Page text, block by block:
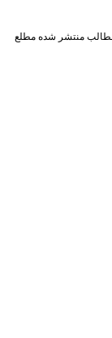
مطالب منتشر شده مطلع